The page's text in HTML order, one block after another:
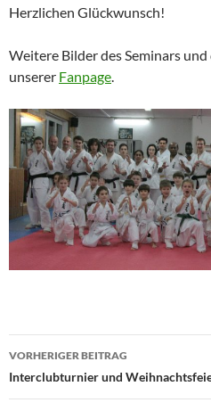
Herzlichen Glückwunsch!
Weitere Bilder des Seminars
unserer Fanpage
Beitragsnavigation
VORHERIGER BEITRAG
Interclubturnier und